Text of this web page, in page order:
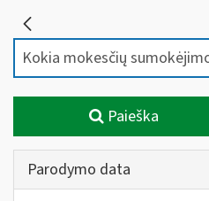
Paieška
Parodymo data